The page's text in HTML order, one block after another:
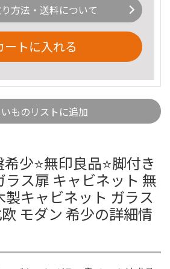
方法・送料について
ートに入れる
ものリストに追加
少⭐️無印良品⭐️脚付き
ラス扉 キャビネット 無
製キャビネット ガラス
モダン 希少の詳細情